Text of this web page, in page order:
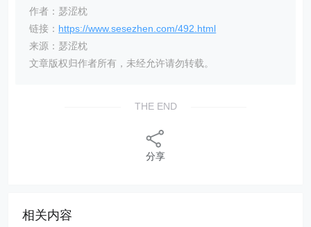
作者：瑟涩枕
链接： https://www.sesezhen.com/492.html
来源：瑟涩枕
文章版权归作者所有，未经允许请勿转载。
THE END
分享
相关内容